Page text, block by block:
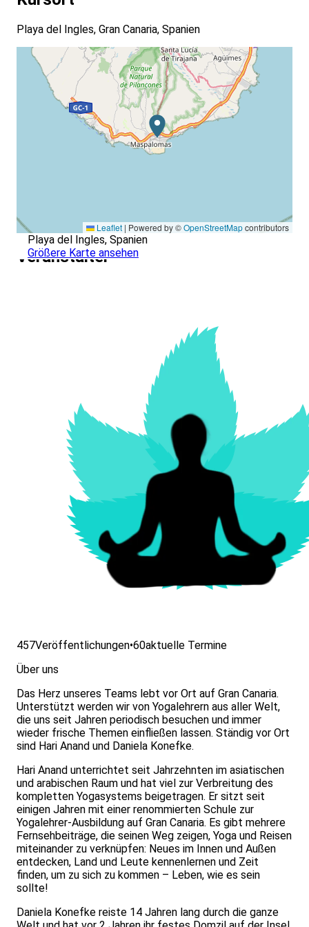
Playa del Ingles, Gran Canaria, Spanien
Leaflet | Powered by ©OpenStreetMapcontributors
Playa del Ingles, Spanien
Größere Karte ansehen
Veranstalter
457Veröffentlichungen•60aktuelle Termine
Über uns
Das Herz unseres Teams lebt vor Ort auf Gran Canaria.
Unterstützt werden wir von Yogalehrern aus aller Welt,
die uns seit Jahren periodisch besuchen und immer
wieder frische Themen einfließen lassen. Ständig vor Ort
sind Hari Anand und Daniela Konefke.
Hari Anand unterrichtet seit Jahrzehnten im asiatischen
und arabischen Raum und hat viel zur Verbreitung des
kompletten Yogasystems beigetragen. Er sitzt seit
einigen Jahren mit einer renommierten Schule zur
Yogalehrer-Ausbildung auf Gran Canaria. Es gibt mehrere
Fernsehbeiträge, die seinen Weg zeigen, Yoga und Reisen
miteinander zu verknüpfen: Neues im Innen und Außen
entdecken, Land und Leute kennenlernen und Zeit
finden, um zu sich zu kommen – Leben, wie es sein
sollte!
Daniela Konefke reiste 14 Jahren lang durch die ganze